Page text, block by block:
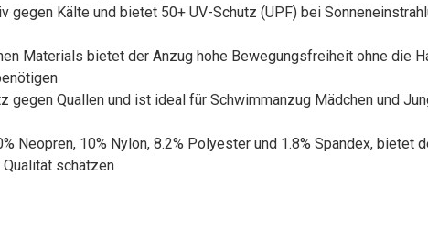
Kälte und bietet 50+ UV-Schutz (UPF) bei
Materials bietet der Anzug hohe Bewegungsfreiheit ohne die
Quallen und ist ideal für Schwimmanzug Mädchen und
Neopren, 10% Nylon, 8.2% Polyester und 1.8% Spandex, bietet
schätzen